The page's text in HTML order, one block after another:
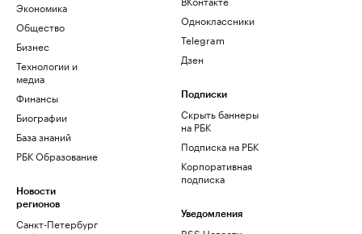
Экономика
Общество
Бизнес
Технологии и
медиа
Финансы
Биографии
База знаний
РБК Образование
Новости
регионов
Санкт-Петербург
Одноклассники
Telegram
Дзен
Подписки
Скрыть баннеры
на РБК
Подписка на РБК
Корпоративная
подписка
Уведомления